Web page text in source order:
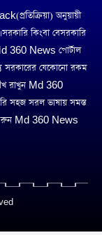
অনুয়ায়ী
কিংবা বেসরকারি
360 News পোর্টাল
সরকারের যেকোনো রকম
রাখুন Md 360
সহজ সরল ভাষায় সমস্ত
করুন Md 360 News